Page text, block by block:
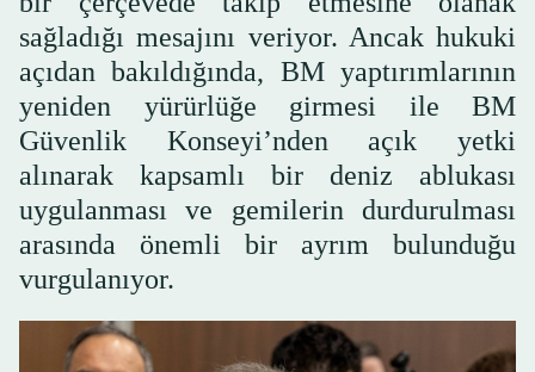
sağladığı mesajını veriyor. Ancak hukuki
açıdan bakıldığında, BM yaptırımlarının
yeniden yürürlüğe girmesi ile BM
Güvenlik Konseyi’nden açık yetki
alınarak kapsamlı bir deniz ablukası
uygulanması ve gemilerin durdurulması
arasında önemli bir ayrım bulunduğu
vurgulanıyor.